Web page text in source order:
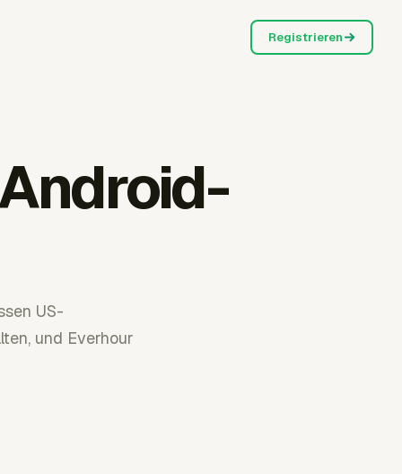
Registrieren
US-
und Everhour